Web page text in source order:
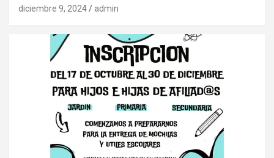
diciembre 9, 2024 admin